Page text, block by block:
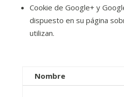
Cookie de Google+ y
dispuesto en su página
utilizan.
Nombre